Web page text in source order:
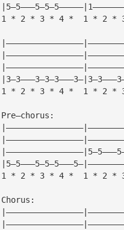
1 * 2 * 3 * 4 *  1 * 2 *
1 * 2 * 3 * 4 *  1 * 2 *
Pre—chorus:
1 * 2 * 3 * 4 *  1 * 2 *
Chorus: